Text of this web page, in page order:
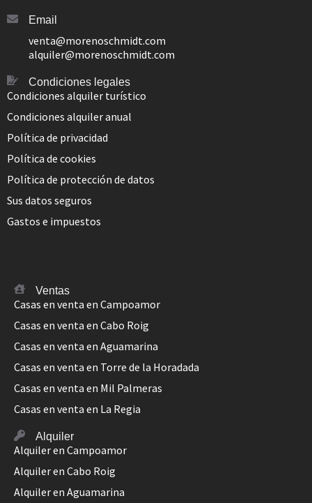
Email
venta@morenoschmidt.com
alquiler@morenoschmidt.com
Condiciones legales
Condiciones alquiler turístico
Condiciones alquiler anual
Política de privacidad
Política de cookies
Política de protección de datos
Sus datos seguros
Gastos e impuestos
Ventas
Casas en venta en Campoamor
Casas en venta en Cabo Roig
Casas en venta en Aguamarina
Casas en venta en Torre de la Horadada
Casas en venta en Mil Palmeras
Casas en venta en La Regia
Alquiler
Alquiler en Campoamor
Alquiler en Cabo Roig
Alquiler en Aguamarina